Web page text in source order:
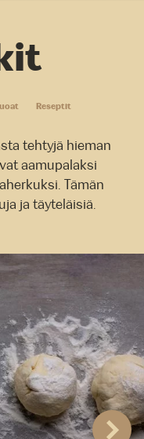
Reseptit
tehtyjä hieman
aamupalaksi
Tämän
ja täyteläisiä.